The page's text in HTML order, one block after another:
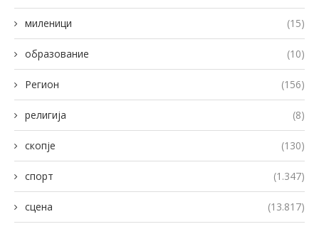
миленици (15)
образование (10)
Регион (156)
религија (8)
скопје (130)
спорт (1.347)
сцена (13.817)